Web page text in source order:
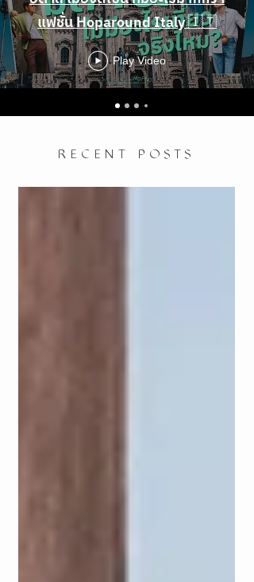
แฟชั่น Hoparound Italy 🇮🇹
Play Video
RECENT POSTS